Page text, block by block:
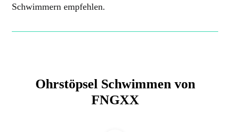
Schwimmern empfehlen.
Ohrstöpsel Schwimmen von
FNGXX